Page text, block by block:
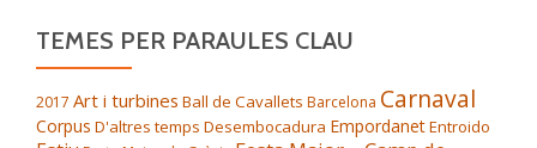
TEMES PER PARAULES CLAU
2017 Art i turbines Ball de Cavallets Barcelona Carnaval
Corpus D'altres temps Desembocadura EmpordanetEntroido